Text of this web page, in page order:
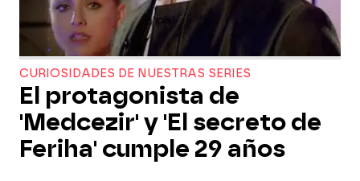
CURIOSIDADES DE NUESTRAS SERIES
El protagonista de
'Medcezir' y 'El secreto de
Feriha' cumple 29 años